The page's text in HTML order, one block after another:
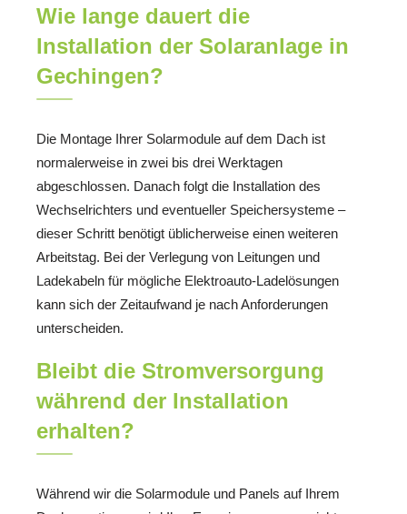
Wie lange dauert die
Installation der Solaranlage in
Gechingen?
Die Montage Ihrer Solarmodule auf dem Dach ist
normalerweise in zwei bis drei Werktagen
abgeschlossen. Danach folgt die Installation des
Wechselrichters und eventueller Speichersysteme –
dieser Schritt benötigt üblicherweise einen weiteren
Arbeitstag. Bei der Verlegung von Leitungen und
Ladekabeln für mögliche Elektroauto-Ladelösungen
kann sich der Zeitaufwand je nach Anforderungen
unterscheiden.
Bleibt die Stromversorgung
während der Installation
erhalten?
Während wir die Solarmodule und Panels auf Ihrem